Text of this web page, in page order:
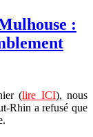
:
(lire ICI), nous
Rhin a refusé que